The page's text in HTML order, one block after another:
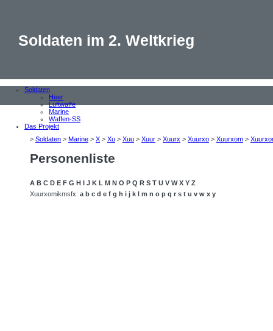
Soldaten im 2. Weltkrieg
Soldaten
Heer
Luftwaffe
Marine
Waffen-SS
Das Projekt
> Soldaten > Marine > X > Xu > Xuu > Xuur > Xuurx > Xuurxo > Xuurxom >
Personenliste
A B C D E F G H J K L M N O P Q R S T U V W X Y Z
Xuurxomikmsfx: a b c d e f g h i j k l m n o p q r s t u v w x y